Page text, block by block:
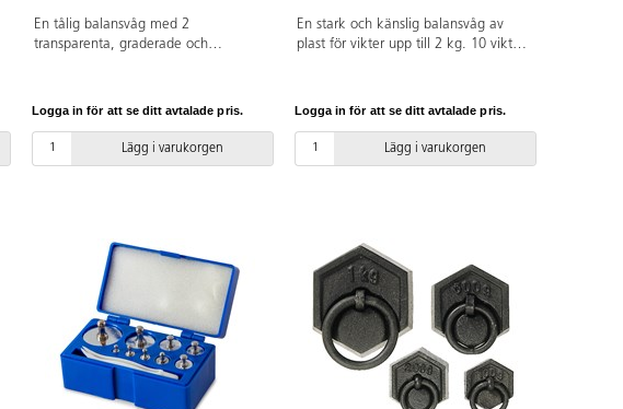
En tålig balansvåg med 2
transparenta, graderade och
Av polystyren och klar resinplast,
Logga in för att se ditt avtalade pris.
Lägg i varukorgen
En stark och känslig balansvåg av
plast för vikter upp till 2 kg. 10 vikter
Logga in för att se ditt avtalade pris.
Lägg i varukorgen